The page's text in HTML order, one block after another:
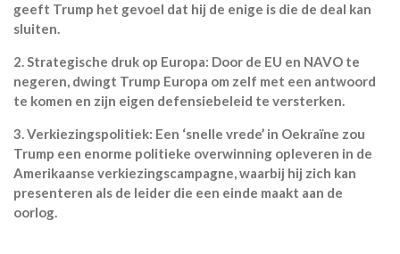
geeft Trump het gevoel dat hij de enige is die de deal kan
sluiten.
2.Strategische druk op Europa: Door de EU en NAVO te
negeren, dwingt Trump Europa om zelf met een antwoord
te komen en zijn eigen defensiebeleid te versterken.
3.Verkiezingspolitiek: Een ‘snelle vrede’ in Oekraïne zou
Trump een enorme politieke overwinning opleveren in de
Amerikaanse verkiezingscampagne, waarbij hij zich kan
presenteren als de leider die een einde maakt aan de
oorlog.